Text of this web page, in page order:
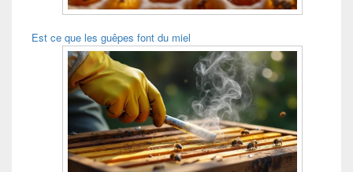
Est ce que les guêpes font du miel